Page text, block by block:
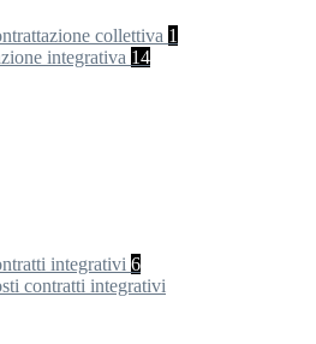
collettiva 1
integrativa 14
integrativi 6
contratti integrativi